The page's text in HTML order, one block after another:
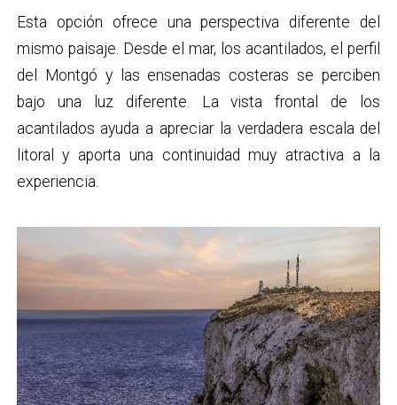
Esta opción ofrece una perspectiva diferente del
mismo paisaje. Desde el mar, los acantilados, el perfil
del Montgó y las ensenadas costeras se perciben
bajo una luz diferente. La vista frontal de los
acantilados ayuda a apreciar la verdadera escala del
litoral y aporta una continuidad muy atractiva a la
experiencia.